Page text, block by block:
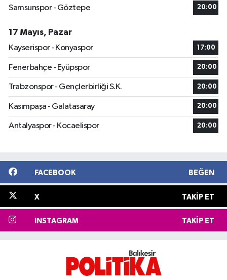
Samsunspor - Göztepe 20:00
17 Mayıs, Pazar
Kayserispor - Konyaspor
17:00
Fenerbahçe - Eyüpspor 20:00
Trabzonspor - Gençlerbirliği S.K. 20:00
Kasımpaşa - Galatasaray 20:00
Antalyaspor - Kocaelispor 20:00
FACEBOOK BEĞEN
X TAKIP ET
INSTAGRAM TAKIP ET